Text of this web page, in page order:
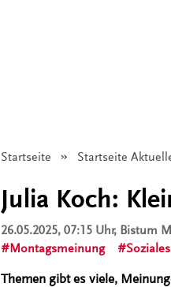
Startseite Startseite
Julia Koch:
26.05.2025, 07:15 Uhr, Bistum
Montagsmeinung
Soziales
Themen gibt es viele,